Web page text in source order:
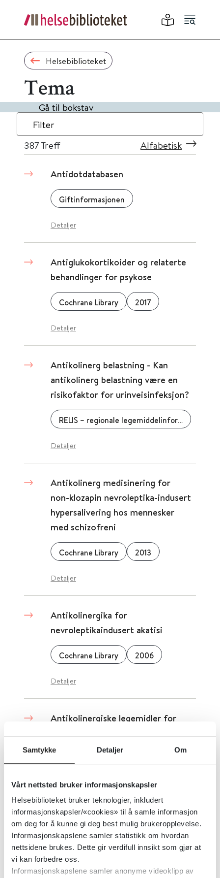
Samtykke Detaljer Om
Vårt nettsted bruker informasjonskapsler
Helsebiblioteket bruker teknologier, inkludert
informasjonskapsler/«cookies» til å samle informasjon
om deg for å kunne gi deg best mulig brukeropplevelse.
Informasjonskapslene samler statistikk om hvordan
nettsidene brukes. Dette gir verdifull innsikt som gjør at
vi kan forbedre oss.
Informasjonskapslene samler anonyme videoklipp av
Helsebiblioteket
Tema
Gå til bokstav
Filter
387Treff Alfabetisk
Antidotdatabasen
Giftinformasjonen
Detaljer
Antiglukokortikoider og relaterte
behandlinger for psykose
Cochrane Library 2017
Detaljer
Antikolinerg belastning - Kan
antikolinerg belastning være en
risikofaktor for urinveisinfeksjon?
RELIS – regionale legemiddelinformasjonssentre
Detaljer
Antikolinerg medisinering for
non-klozapin nevroleptika-indusert
hypersalivering hos mennesker
med schizofreni
Cochrane Library 2013
Detaljer
Antikolinergika for
nevroleptikaindusert akatisi
Cochrane Library 2006
Detaljer
Antikolinergiske legemidler for
dyskinesi
Detaljer
Antioksidanter for schizofreni
Cochrane Library